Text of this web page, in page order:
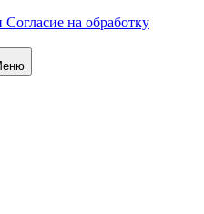
Согласие на обработку